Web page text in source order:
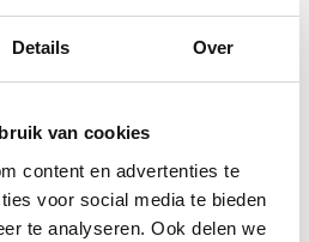
Details Over
van cookies
content en advertenties te
voor social media te bieden
te analyseren. Ook delen we